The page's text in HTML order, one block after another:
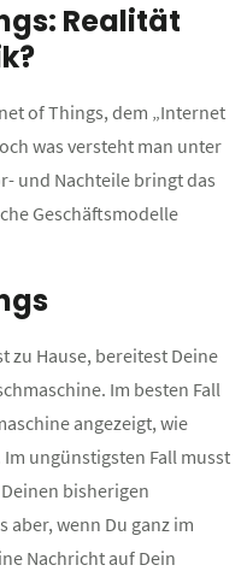
Realität
of Things, dem „Internet
was versteht man unter
und Nachteile bringt das
Geschäftsmodelle
zu Hause, bereitest Deine
Im besten Fall
angezeigt, wie
ungünstigsten Fall musst
bisherigen
aber, wenn Du ganz im
Nachricht auf Dein